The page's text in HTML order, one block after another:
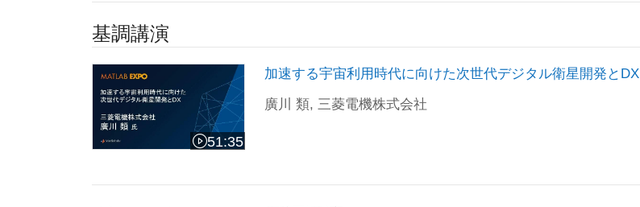
基調講演
加速する宇宙利用時代に向けた次世代デジタル衛星開発とDX
51:35
ビデオの長さ 51:35
加速する宇宙利用時代に向けた次世代デジタル衛星開発とDX
廣川 類, 三菱電機株式会社